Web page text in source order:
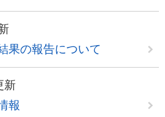
果の報告について
新
報